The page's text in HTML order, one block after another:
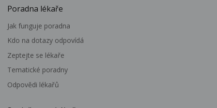
Poradna lékaře
Jak funguje poradna
Kdo na dotazy odpovídá
Zeptejte se lékaře
Tematické poradny
Odpovědi lékařů